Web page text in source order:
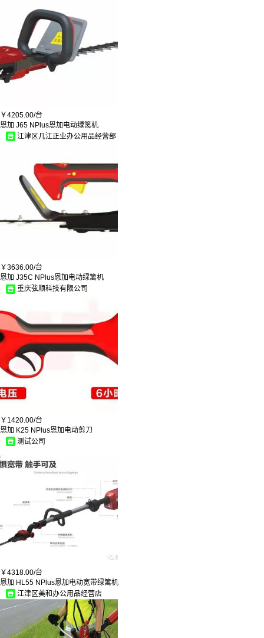
￥4205.00/台
恩加 J65 NPlus恩加电动绿篱机
江津区几江正业办公用品经营部
￥3636.00/台
恩加 J35C NPlus恩加电动绿篱机
重庆弦顺科技有限公司
￥ 1420.00/台
恩加 K25 NPlus恩加电动剪刀
测试公司
￥4318.00/台
恩加 HL55 NPlus恩加电动宽带绿篱机
江津区美和办公用品经营店